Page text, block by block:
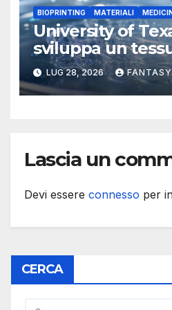
BIOPRINTING MATERIALI
University of
sviluppa un
stampabile in
membrane dei
LUG 28, 2026 FANTASY
Lascia un
Devi essere connesso per
CERCA